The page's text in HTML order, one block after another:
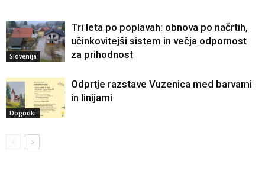
Slovenija
Tri leta po poplavah: obnova po načrtih,
učinkovitejši sistem in večja odpornost
za prihodnost
Dogodki
Odprtje razstave Vuzenica med barvami
in linijami